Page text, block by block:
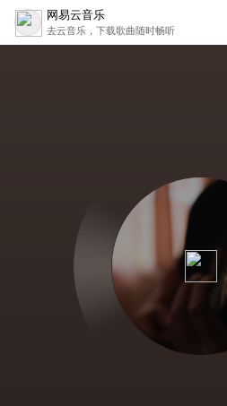
网易云音乐
去云音乐，下载歌曲随时畅听